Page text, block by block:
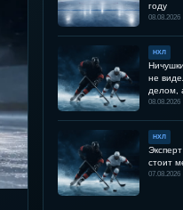
году
08.08.2026
НХЛ
не
делом,
08.08.2026
НХЛ
стоит
07.08.2026